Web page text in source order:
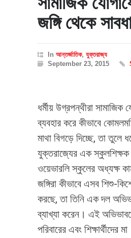
জঙ্গি থেকে
In আন্তর্জাতিক, যুক্তরাজ্য
September 23, 2015
ধর্মীয় উগ্রপন্থীরা সামাজিক
ব্যবহার করে কীভাবে
মাথা বিগড়ে দিচ্ছে, তা তুলে
যুক্তরাজ্যের এক স্কুলশিক্ষক।
ওয়েভারলি স্কুলের অধ্যক্ষ
জঙ্গিরা কীভাবে এসব শিশু-
করছে, তা তিনি এক দল
ব্যাখ্যা করেন। এই
পরিবারের এবং শিক্ষার্থীদের